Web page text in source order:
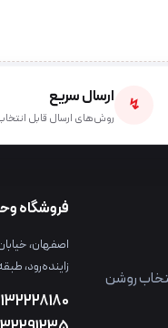
↯ ارسال سریع
روش‌های ارسال قابل
روشن
فروشگاه
اصفهان،
زاینده‌رود، طبقه